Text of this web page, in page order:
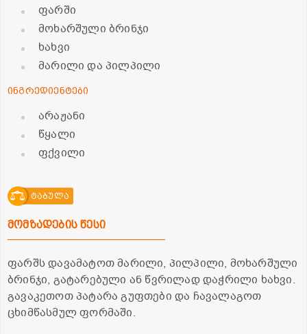
ფარში
მოხარშული ბრინჯი
ხახვი
მარილი და პილპილი
ინგრედიენტები
არაჟანი
წყალი
ფქვილი
ტაბულა
მომზადების წესი
ფარშს დავამატოთ მარილი, პილპილი, მოხარშული
ბრინჯი, გატარებული ან წვრილად დაჭრილი ხახვი.
გავაკეთოთ პატარა გუფთები და ჩავალაგოთ
ცხიმწასმულ ფორმაში.